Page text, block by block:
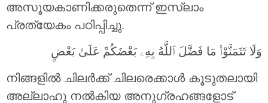
അസൂയകാണിക്കരുതെന്ന് ഇസ്ലാം
പ്രത്യേകം പഠിപ്പിച്ചു.
وَلَا تَتَمَنَّوْا۟ مَا فَضَّلَ ٱللَّهُ بِهِۦ بَعْضَكُمْ عَلَىٰ بَعْضٍ
നിങ്ങളില്‍ ചിലര്‍ക്ക് ചിലരെക്കാള്‍ കൂടുതലായി
അല്ലാഹു നല്‍കിയ അനുഗ്രഹങ്ങളോട്